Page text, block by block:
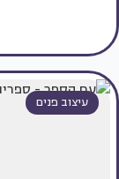
עיצוב פנים